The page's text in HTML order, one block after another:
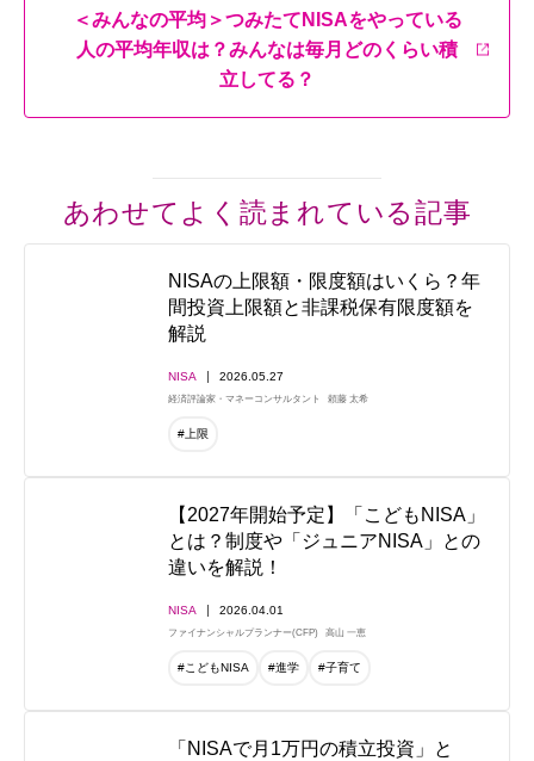
＜みんなの平均＞つみたてNISAをやっている
人の平均年収は？みんなは毎月どのくらい積
立してる？
あわせてよく読まれている記事
NISAの上限額・限度額はいくら？年
間投資上限額と非課税保有限度額を
解説
NISA 2026.05.27
経済評論家・マネーコンサルタント 頼藤 太希
#上限
【2027年開始予定】「こどもNISA」
とは？制度や「ジュニアNISA」との
違いを解説！
NISA 2026.04.01
ファイナンシャルプランナー(CFP) 高山 一恵
#こどもNISA #進学 #子育て
「NISAで月1万円の積立投資」と